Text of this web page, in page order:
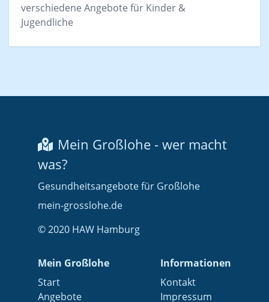
verschiedene Angebote für Kinder &
Jugendliche
Mein Großlohe - wer macht
was?
Gesundheitsangebote für Großlohe
mein-grosslohe.de
© 2020 HAW Hamburg
Mein Großlohe
Start
Angebote
Informationen
Kontakt
Impressum